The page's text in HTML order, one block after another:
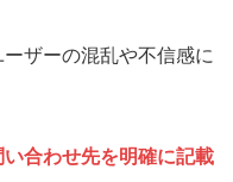
ザーの混乱や不信感に
合わせ先を明確に記載